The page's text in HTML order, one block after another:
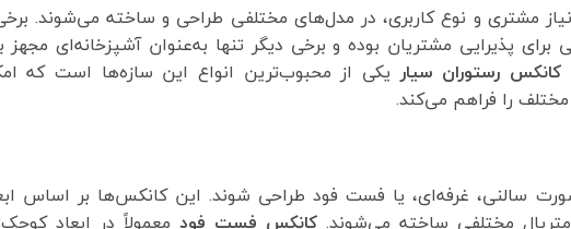
مشتری و نوع کاربری، در مدل‌های مختلفی طراحی و ساخته می‌شوند.
پذیرایی مشتریان بوده و برخی دیگر تنها به‌عنوان آشپزخانه‌ای مجهز
کانکس رستوران سیاریکی از محبوب‌ترین انواع این سازه‌ها است که
را فراهم می‌کند.
سالنی، غرفه‌ای، یا فست فود طراحی شوند. این کانکس‌ها بر اساس
متریال مختلفی ساخته می‌شوند.کانکس فست فود معمولاً در ابعاد